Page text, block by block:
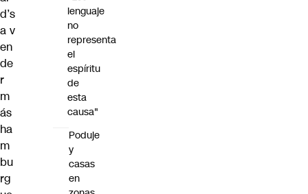
d’s
a v
en
de
r
m
ás
ha
m
bu
rg
lenguaje
no
representa
el
espíritu
de
esta
causa"
Poduje
y
casas
en